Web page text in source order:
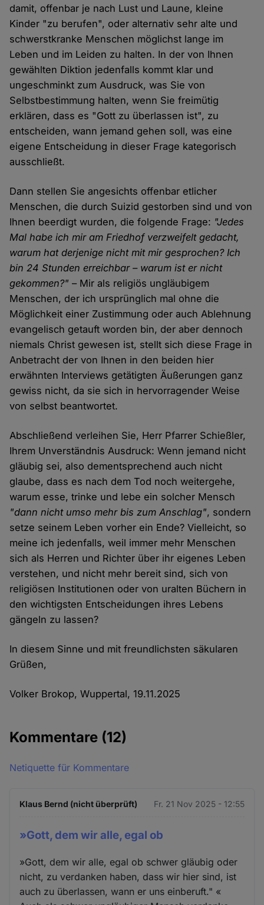
damit, offenbar je nach Lust und Laune, kleine
Kinder "zu berufen", oder alternativ sehr alte und
schwerstkranke Menschen möglichst lange im
Leben und im Leiden zu halten. In der von Ihnen
gewählten Diktion jedenfalls kommt klar und
ungeschminkt zum Ausdruck, was Sie von
Selbstbestimmung halten, wenn Sie freimütig
erklären, dass es "Gott zu überlassen ist", zu
entscheiden, wann jemand gehen soll, was eine
eigene Entscheidung in dieser Frage kategorisch
ausschließt.
Dann stellen Sie angesichts offenbar etlicher
Menschen, die durch Suizid gestorben sind und von
Ihnen beerdigt wurden, die folgende Frage: "Jedes
Mal habe ich mir am Friedhof verzweifelt gedacht,
warum hat derjenige nicht mit mir gesprochen? Ich
bin 24 Stunden erreichbar – warum ist er nicht
gekommen?" – Mir als religiös ungläubigem
Menschen, der ich ursprünglich mal ohne die
Möglichkeit einer Zustimmung oder auch Ablehnung
evangelisch getauft worden bin, der aber dennoch
niemals Christ gewesen ist, stellt sich diese Frage in
Anbetracht der von Ihnen in den beiden hier
erwähnten Interviews getätigten Äußerungen ganz
gewiss nicht, da sie sich in hervorragender Weise
von selbst beantwortet.
Abschließend verleihen Sie, Herr Pfarrer Schießler,
Ihrem Unverständnis Ausdruck: Wenn jemand nicht
gläubig sei, also dementsprechend auch nicht
glaube, dass es nach dem Tod noch weitergehe,
warum esse, trinke und lebe ein solcher Mensch
"dann nicht umso mehr bis zum Anschlag", sondern
setze seinem Leben vorher ein Ende? Vielleicht, so
meine ich jedenfalls, weil immer mehr Menschen
sich als Herren und Richter über ihr eigenes Leben
verstehen, und nicht mehr bereit sind, sich von
religiösen Institutionen oder von uralten Büchern in
den wichtigsten Entscheidungen ihres Lebens
gängeln zu lassen?
In diesem Sinne und mit freundlichsten säkularen
Grüßen,
Volker Brokop, Wuppertal, 19.11.2025
Kommentare (12)
Netiquette für Kommentare
Klaus Bernd (nicht überprüft) Fr. 21 Nov 2025 - 12:55
»Gott, dem wir alle, egal ob
»Gott, dem wir alle, egal ob schwer gläubig oder
nicht, zu verdanken haben, dass wir hier sind, ist
auch zu überlassen, wann er uns einberuft." «